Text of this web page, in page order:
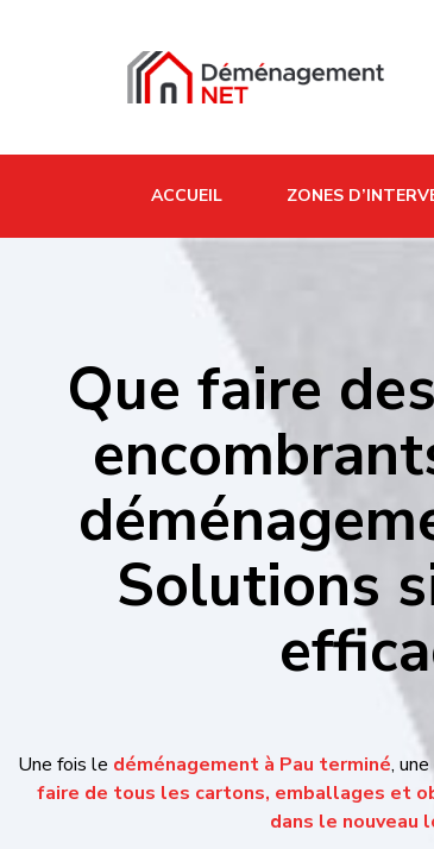
ACCUEIL ZONES
Que faire
Solutions
, une
nouveau
Entre les meubles à remonter, les papiers à
l’installation, il est facile de se retrouver avec